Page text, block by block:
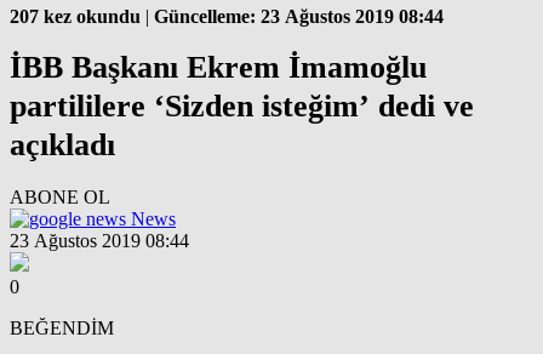
207 kez okundu | Güncelleme: 23 Ağustos 2019 08:44
İBB Başkanı Ekrem İmamoğlu
partililere ‘Sizden isteğim’ dedi ve
açıkladı
ABONE OL
News
23 Ağustos 2019 08:44
0
BEĞENDİM